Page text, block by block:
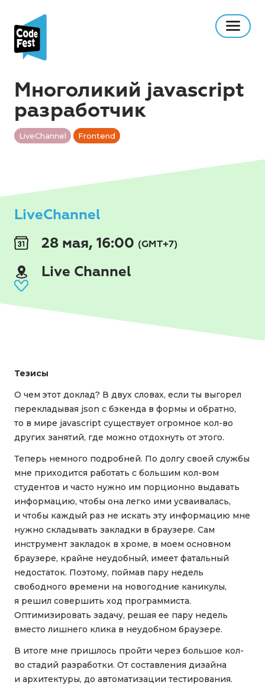
Многоликий javascript
разработчик
LiveChannel Frontend
LiveChannel
28 мая, 16:00 (GMT+7)
Live Channel
Тезисы
О чем этот доклад? В двух словах, если ты выгорел
перекладывая json c бэкенда в формы и обратно,
то в мире javascript существует огромное кол-во
других занятий, где можно отдохнуть от этого.
Теперь немного подробней. По долгу своей службы
мне приходится работать с большим кол-вом
студентов и часто нужно им порционно выдавать
информацию, чтобы она легко ими усваивалась,
и чтобы каждый раз не искать эту информацию мне
нужно складывать закладки в браузере. Сам
инструмент закладок в хроме, в моем основном
браузере, крайне неудобный, имеет фатальный
недостаток. Поэтому, поймав пару недель
свободного времени на новогодние каникулы,
я решил совершить ход программиста.
Оптимизировать задачу, решая ее пару недель
вместо лишнего клика в неудобном браузере.
В итоге мне пришлось пройти через большое кол-
во стадий разработки. От составления дизайна
и архитектуры, до автоматизации тестирования.